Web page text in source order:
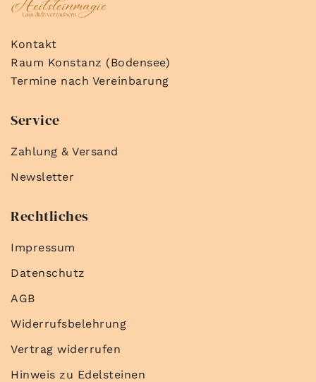
Kontakt
Raum Konstanz (Bodensee)
Termine nach Vereinbarung
Service
Zahlung & Versand
Newsletter
Rechtliches
Impressum
Datenschutz
AGB
Widerrufsbelehrung
Vertrag widerrufen
Hinweis zu Edelsteinen